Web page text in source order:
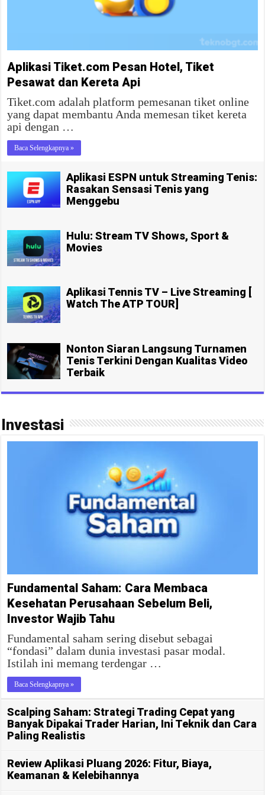
Aplikasi Tiket.com Pesan Hotel, Tiket
Pesawat dan Kereta Api
Tiket.com adalah platform pemesanan tiket online
yang dapat membantu Anda memesan tiket kereta
api dengan …
Baca Selengkapnya »
Aplikasi ESPN untuk Streaming Tenis:
Rasakan Sensasi Tenis yang
Menggebu
Hulu: Stream TV Shows, Sport &
Movies
Aplikasi Tennis TV – Live Streaming [
Watch The ATP TOUR]
Nonton Siaran Langsung Turnamen
Tenis Terkini Dengan Kualitas Video
Terbaik
Investasi
Fundamental Saham: Cara Membaca
Kesehatan Perusahaan Sebelum Beli,
Investor Wajib Tahu
Fundamental saham sering disebut sebagai
“fondasi” dalam dunia investasi pasar modal.
Istilah ini memang terdengar …
Baca Selengkapnya »
Scalping Saham: Strategi Trading Cepat yang
Banyak Dipakai Trader Harian, Ini Teknik dan Cara
Paling Realistis
Review Aplikasi Pluang 2026: Fitur, Biaya,
Keamanan & Kelebihannya